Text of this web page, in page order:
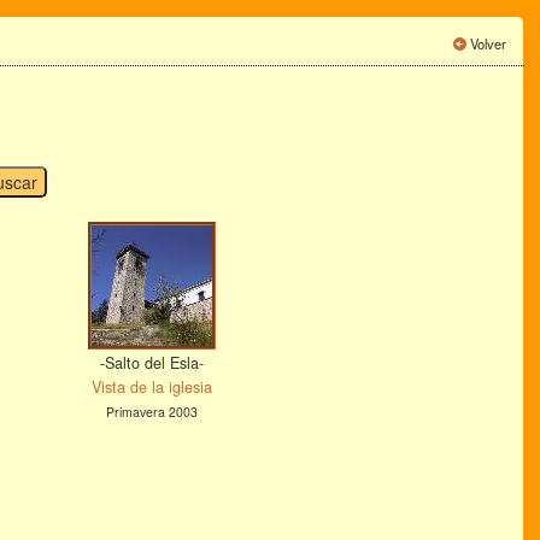
Volver
-Salto del Esla-
Vista de la iglesia
Primavera 2003